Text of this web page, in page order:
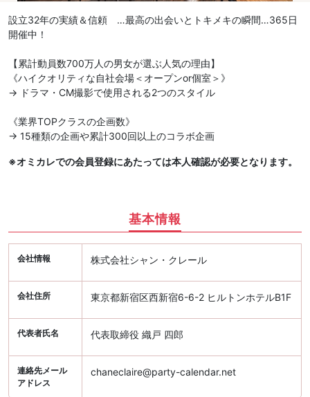
設立32年の実績＆信頼 …最高の出会いとトキメキの瞬間…365日
開催中！
【累計動員数700万人の男女が選ぶ人気の理由】
《ハイクオリティな自社会場＜オープンor個室＞》
→ ドラマ・CM撮影で使用される2つのスタイル
《業界TOPクラスの企画数》
→ 15種類の企画や累計300回以上のコラボ企画
※オミカレでの会員登録にあたっては本人確認が必要となります。
基本情報
会社情報 株式会社シャン・クレール
会社住所 東京都新宿区西新宿6-6-2 ヒルトンホテルB1F
代表者氏名 代表取締役 織戸 四郎
連絡先メール
アドレス
chaneclaire@party-calendar.net